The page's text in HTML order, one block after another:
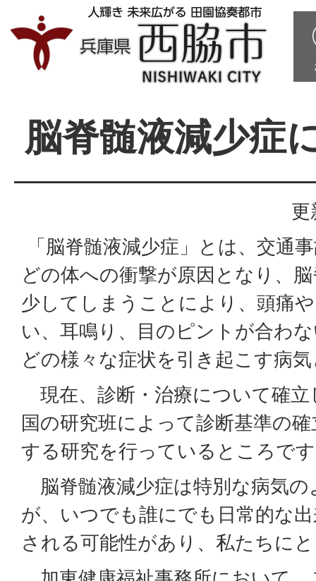
脳脊髄液減少症
更
「脳脊髄液減少症」とは、交通
どの体への衝撃が原因となり、
少してしまうことにより、頭痛
い、耳鳴り、目のピントが合わ
どの様々な症状を引き起こす病
現在、診断・治療について確
国の研究班によって診断基準の
する研究を行っているところで
脳脊髄液減少症は特別な病気
が、いつでも誰にでも日常的な
される可能性があり、私たちに